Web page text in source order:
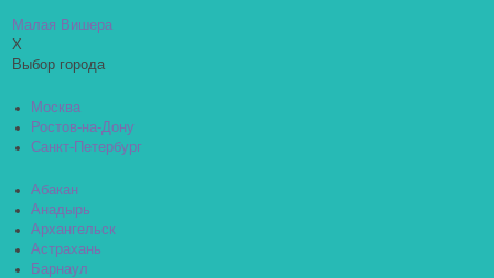
Малая Вишера
X
Выбор города
Москва
Ростов-на-Дону
Санкт-Петербург
Абакан
Анадырь
Архангельск
Астрахань
Барнаул